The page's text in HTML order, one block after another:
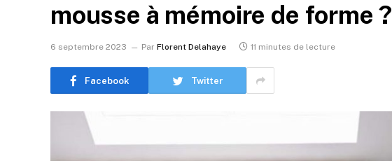
mousse à mémoire de forme ?
6 septembre 2023 Par Florent Delahaye 11 minutes de lecture
Facebook Twitter